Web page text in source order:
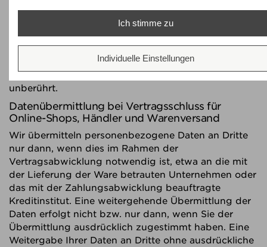
Die bei der Registrierung erfassten Daten werden
von uns gespeichert, solange Sie auf unserer Website
registriert sind und werden anschließend gelöscht.
Gesetzliche Aufbewahrungsfristen bleiben
unberührt.
Datenübermittlung bei Vertragsschluss für
Online-Shops, Händler und Warenversand
Wir übermitteln personenbezogene Daten an Dritte
nur dann, wenn dies im Rahmen der
Vertragsabwicklung notwendig ist, etwa an die mit
der Lieferung der Ware betrauten Unternehmen oder
das mit der Zahlungsabwicklung beauftragte
Kreditinstitut. Eine weitergehende Übermittlung der
Daten erfolgt nicht bzw. nur dann, wenn Sie der
Übermittlung ausdrücklich zugestimmt haben. Eine
Weitergabe Ihrer Daten an Dritte ohne ausdrückliche
Ich stimme zu
Individuelle Einstellungen